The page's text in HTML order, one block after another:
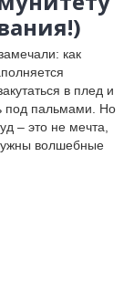
как
в плед и
под пальмами. Но
– это не мечта,
волшебные